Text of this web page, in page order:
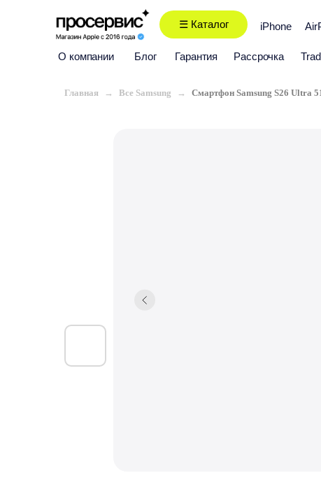
☰ Каталог iPhone
О компании Гарантия
Блог Рассрочка
Главная Все Samsung Смартфон Samsung S26 Ultra